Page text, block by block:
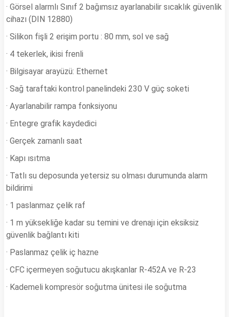
· Görsel alarmlı Sınıf 2 bağımsız ayarlanabilir sıcaklık güvenlik
cihazı (DIN 12880)
· Silikon fişli 2 erişim portu : 80 mm, sol ve sağ
· 4 tekerlek, ikisi frenli
· Bilgisayar arayüzü: Ethernet
· Sağ taraftaki kontrol panelindeki 230 V güç soketi
· Ayarlanabilir rampa fonksiyonu
· Entegre grafik kaydedici
· Gerçek zamanlı saat
· Kapı ısıtma
· Tatlı su deposunda yetersiz su olması durumunda alarm
bildirimi
· 1 paslanmaz çelik raf
· 1 m yüksekliğe kadar su temini ve drenajı için eksiksiz
güvenlik bağlantı kiti
· Paslanmaz çelik iç hazne
· CFC içermeyen soğutucu akışkanlar R-452A ve R-23
· Kademeli kompresör soğutma ünitesi ile soğutma